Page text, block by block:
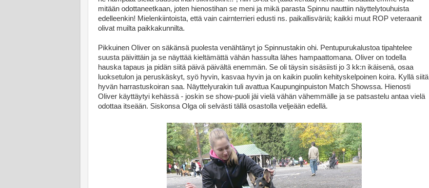
mitään odottaneetkaan, joten hienostihan se meni ja mikä parasta Spinnu nauttiin näyttelytouhuista
edelleenkin! Mielenkiintoista, että vain cairnterrieri edusti ns. paikallisväriä; kaikki muut ROP veteraanit
olivat muilta paikkakunnilta.
Pikkuinen Oliver on säkänsä puolesta venähtänyt jo Spinnustakin ohi. Pentupurukalustoa tipahtelee
suusta päivittäin ja se näyttää kieltämättä vähän hassulta lähes hampaattomana. Oliver on todella
hauska tapaus ja pidän siitä päivä päivältä enemmän. Se oli täysin sisäsiisti jo 3 kk:n ikäisenä, osaa
luoksetulon ja peruskäskyt, syö hyvin, kasvaa hyvin ja on kaikin puolin kehityskelpoinen koira. Kyllä siitä
hyvän harrastuskoiran saa. Näyttelyurakin tuli avattua Kaupunginpuiston Match Showssa. Hienosti
Oliver käyttäytyi kehässä - joskin se show-puoli jäi vielä vähän vähemmälle ja se patsastelu antaa vielä
odottaa itseään. Siskonsa Olga oli selvästi tällä osastolla veljeään edellä.